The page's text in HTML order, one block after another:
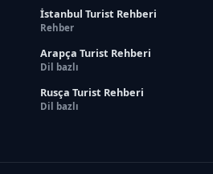
İstanbul Turist Rehberi
Rehber
Arapça Turist Rehberi
Dil bazlı
Rusça Turist Rehberi
Dil bazlı